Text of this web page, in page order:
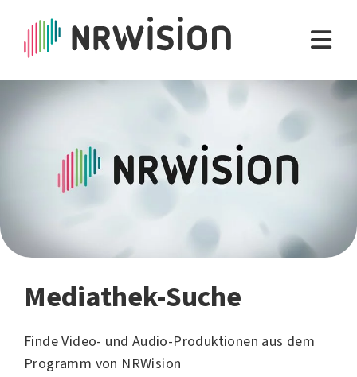
Mediathek-Suche
Finde Video- und Audio-Produktionen aus dem
Programm von NRWision